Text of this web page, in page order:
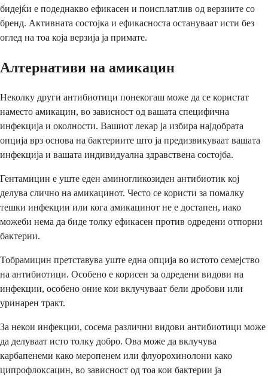
бидејќи е подеднакво ефикасен и поисплатлив од верзиите со
бренд. Активната состојка и ефикасноста остануваат исти без
оглед на тоа која верзија ја примате.
Алтернативи на амикацин
Неколку други антибиотици понекогаш може да се користат
наместо амикацин, во зависност од вашата специфична
инфекција и околности. Вашиот лекар ја избира најдобрата
опција врз основа на бактериите што ја предизвикуваат вашата
инфекција и вашата индивидуална здравствена состојба.
Гентамицин е уште еден аминогликозиден антибиотик кој
делува слично на амикацинот. Често се користи за помалку
тешки инфекции или кога амикацинот не е достапен, иако
можеби нема да биде толку ефикасен против одредени отпорни
бактерии.
Тобрамицин претставува уште една опција во истото семејство
на антибиотици. Особено е корисен за одредени видови на
инфекции, особено оние кои вклучуваат бели дробови или
уринарен тракт.
За некои инфекции, сосема различни видови антибиотици може
да делуваат исто толку добро. Ова може да вклучува
карбапенеми како меропенем или флуорохинолони како
ципрофлоксацин, во зависност од тоа кои бактерии ја